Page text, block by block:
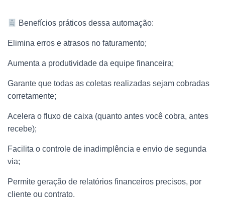
Benefícios práticos dessa automação:
Elimina erros e atrasos no faturamento;
Aumenta a produtividade da equipe financeira;
Garante que todas as coletas realizadas sejam cobradas
corretamente;
Acelera o fluxo de caixa (quanto antes você cobra, antes
recebe);
Facilita o controle de inadimplência e envio de segunda
via;
Permite geração de relatórios financeiros precisos, por
cliente ou contrato.